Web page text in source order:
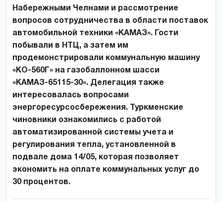
Набережными Челнами и рассмотрение
вопросов сотрудничества в области поставок
автомобильной техники «КАМАЗ». Гости
побывали в НТЦ, а затем им
продемонстрировали коммунальную машину
«КО-560Г» на газобаллонном шасси
«КАМАЗ-65115-30». Делегация также
интересовалась вопросами
энергоресурсосбережения. Туркменские
чиновники ознакомились с работой
автоматизированной системы учета и
регулирования тепла, установленной в
подвале дома 14/05, которая позволяет
экономить на оплате коммунальных услуг до
30 процентов.